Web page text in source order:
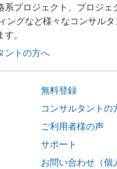
系プロジェクト、プロジェ
ングなど様々なコンサル
。
ントの方へ
無料登録
コンサルタントの
ご利用者様の声
サポート
お問い合わせ（個